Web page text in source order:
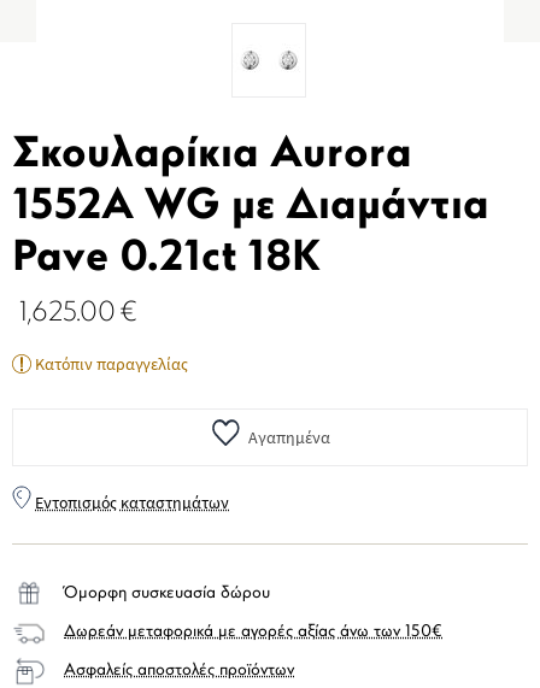
Σκουλαρίκια Aurora
1552A WG με Διαμάντια
Pave 0.21ct 18K
1,625.00 €
Κατόπιν παραγγελίας
Αγαπημένα
Εντοπισμός καταστημάτων
Όμορφη συσκευασία δώρου
Δωρεάν μεταφορικά με αγορές αξίας άνω των 150€
Ασφαλείς αποστολές προϊόντων